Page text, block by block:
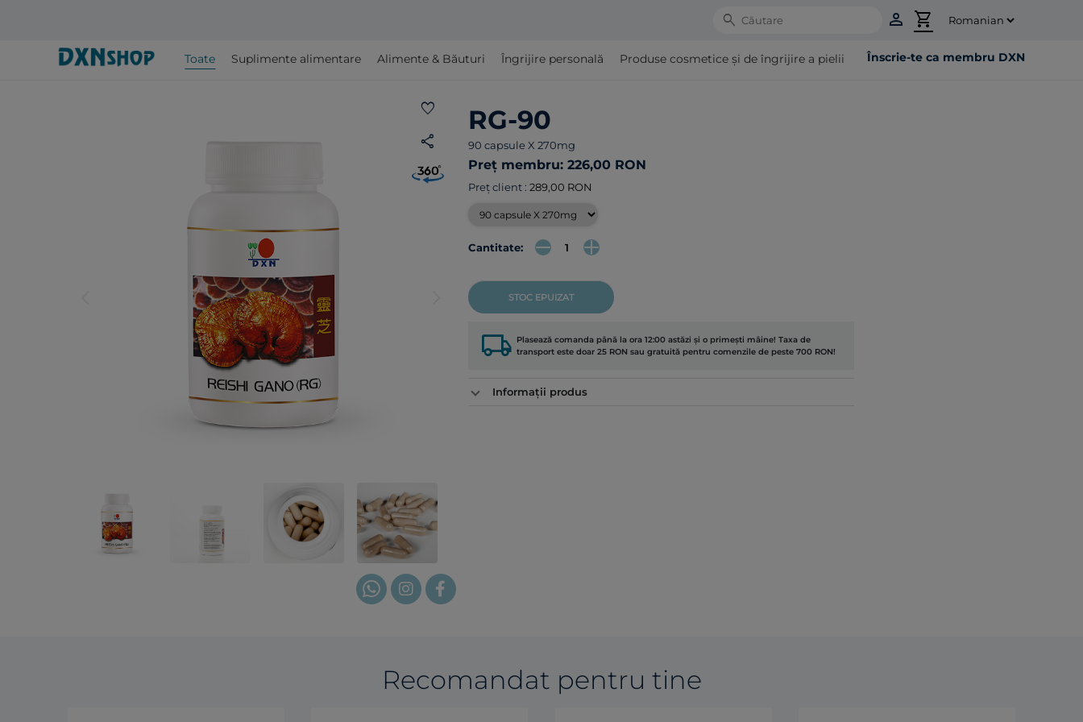
Search person shopping_cart
Toate Suplimente alimentare Alimente & Băuturi Îngrijire personală Produse cosmetice şi de îngrijire a pielii Înscrie-te ca membru DXN
favorite
share
RG-90
90 capsule X 270mg
Preț membru: 226,00 RON
Preț client : 289,00 RON
Cantitate:
STOC EPUIZAT
local_shipping Plasează comanda până la ora 12:00 astăzi și o primești mâine! Taxa de
transport este doar 25 RON sau gratuită pentru comenzile de peste 700 RON!
Informații produs
Recomandat pentru tine